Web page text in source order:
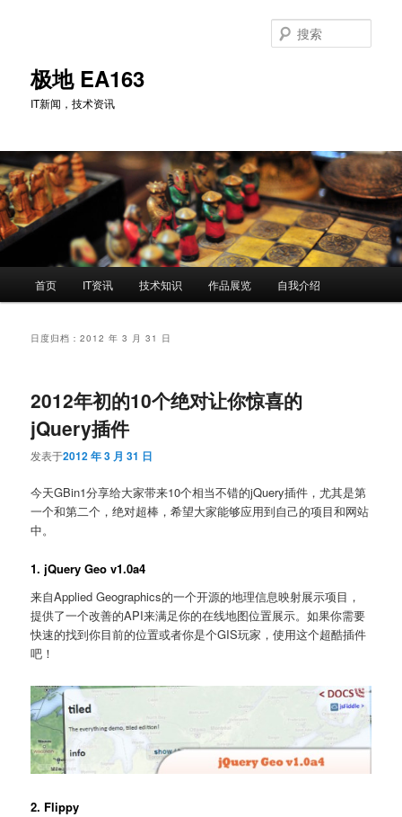
极地 EA163
IT新闻，技术资讯
索
首页 IT资讯 技术知识 作品展览 自我介绍
日度归档：2012 年 3 月 31 日
2012年初的10个绝对让你惊喜的
jQuery插件
发表于2012 年 3 月 31 日
今天GBin1分享给大家带来10个相当不错的jQuery插件，尤其是第
一个和第二个，绝对超棒，希望大家能够应用到自己的项目和网站
中。
1. jQuery Geo v1.0a4
来自Applied Geographics的一个开源的地理信息映射展示项目，
提供了一个改善的API来满足你的在线地图位置展示。如果你需要
快速的找到你目前的位置或者你是个GIS玩家，使用这个超酷插件
吧！
2. Flippy